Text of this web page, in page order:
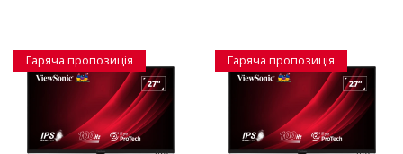
Гаряча пропозиція Гаряча пропозиція